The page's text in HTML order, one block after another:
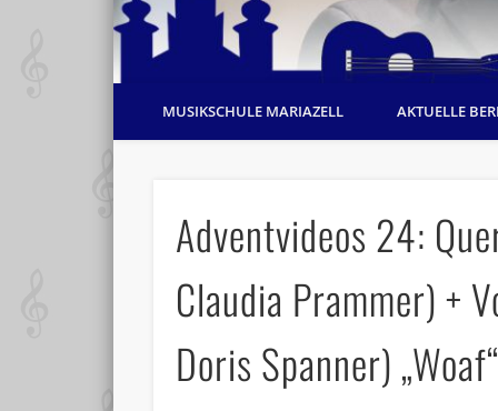
MUSIKSCHULE MARIAZELL AKTUELLE
Adventvideos 24:
Claudia Prammer) +
Doris Spanner)